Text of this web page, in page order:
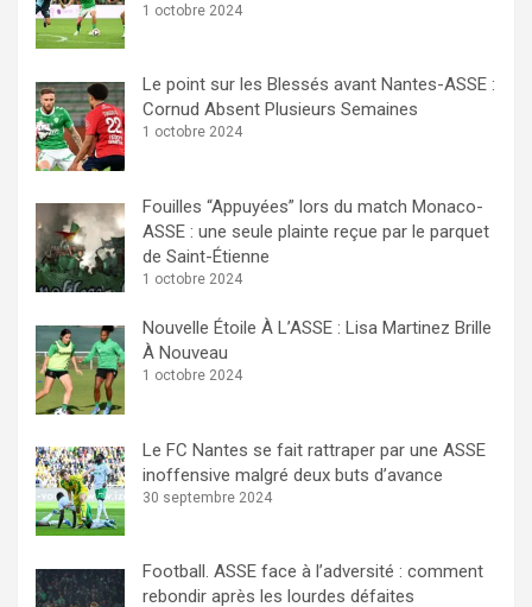
1 octobre 2024
Le point sur les Blessés avant Nantes-ASSE :
Cornud Absent Plusieurs Semaines
1 octobre 2024
Fouilles “Appuyées” lors du match Monaco-
ASSE : une seule plainte reçue par le parquet
de Saint-Étienne
1 octobre 2024
Nouvelle Étoile À L’ASSE : Lisa Martinez Brille
À Nouveau
1 octobre 2024
Le FC Nantes se fait rattraper par une ASSE
inoffensive malgré deux buts d’avance
30 septembre 2024
Football. ASSE face à l’adversité : comment
rebondir après les lourdes défaites